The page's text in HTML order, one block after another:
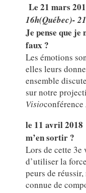
Le 21 mars
16h(Québec)-
Je pense que
faux ?
Les émotions
elles leurs
ensemble
sur notre
Visioconférence
le 11 avril 2018
m’en sortir ?
Lors de cette
d’utiliser la
peurs de
connue de